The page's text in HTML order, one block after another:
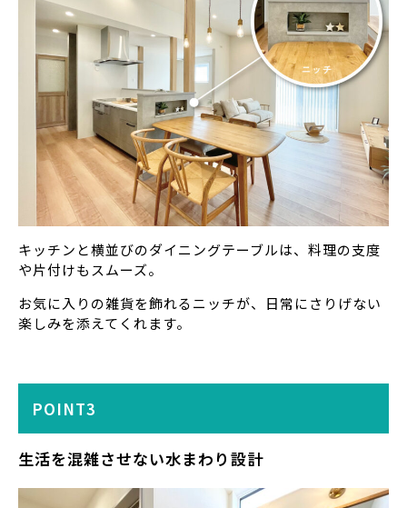
キッチンと横並びのダイニングテーブルは、料理の支度
や片付けもスムーズ。
お気に入りの雑貨を飾れるニッチが、日常にさりげない
楽しみを添えてくれます。
POINT3
生活を混雑させない水まわり設計